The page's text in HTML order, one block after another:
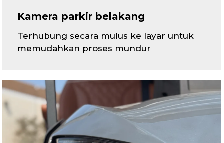
Kamera parkir belakang
Terhubung secara mulus ke layar untuk
memudahkan proses mundur